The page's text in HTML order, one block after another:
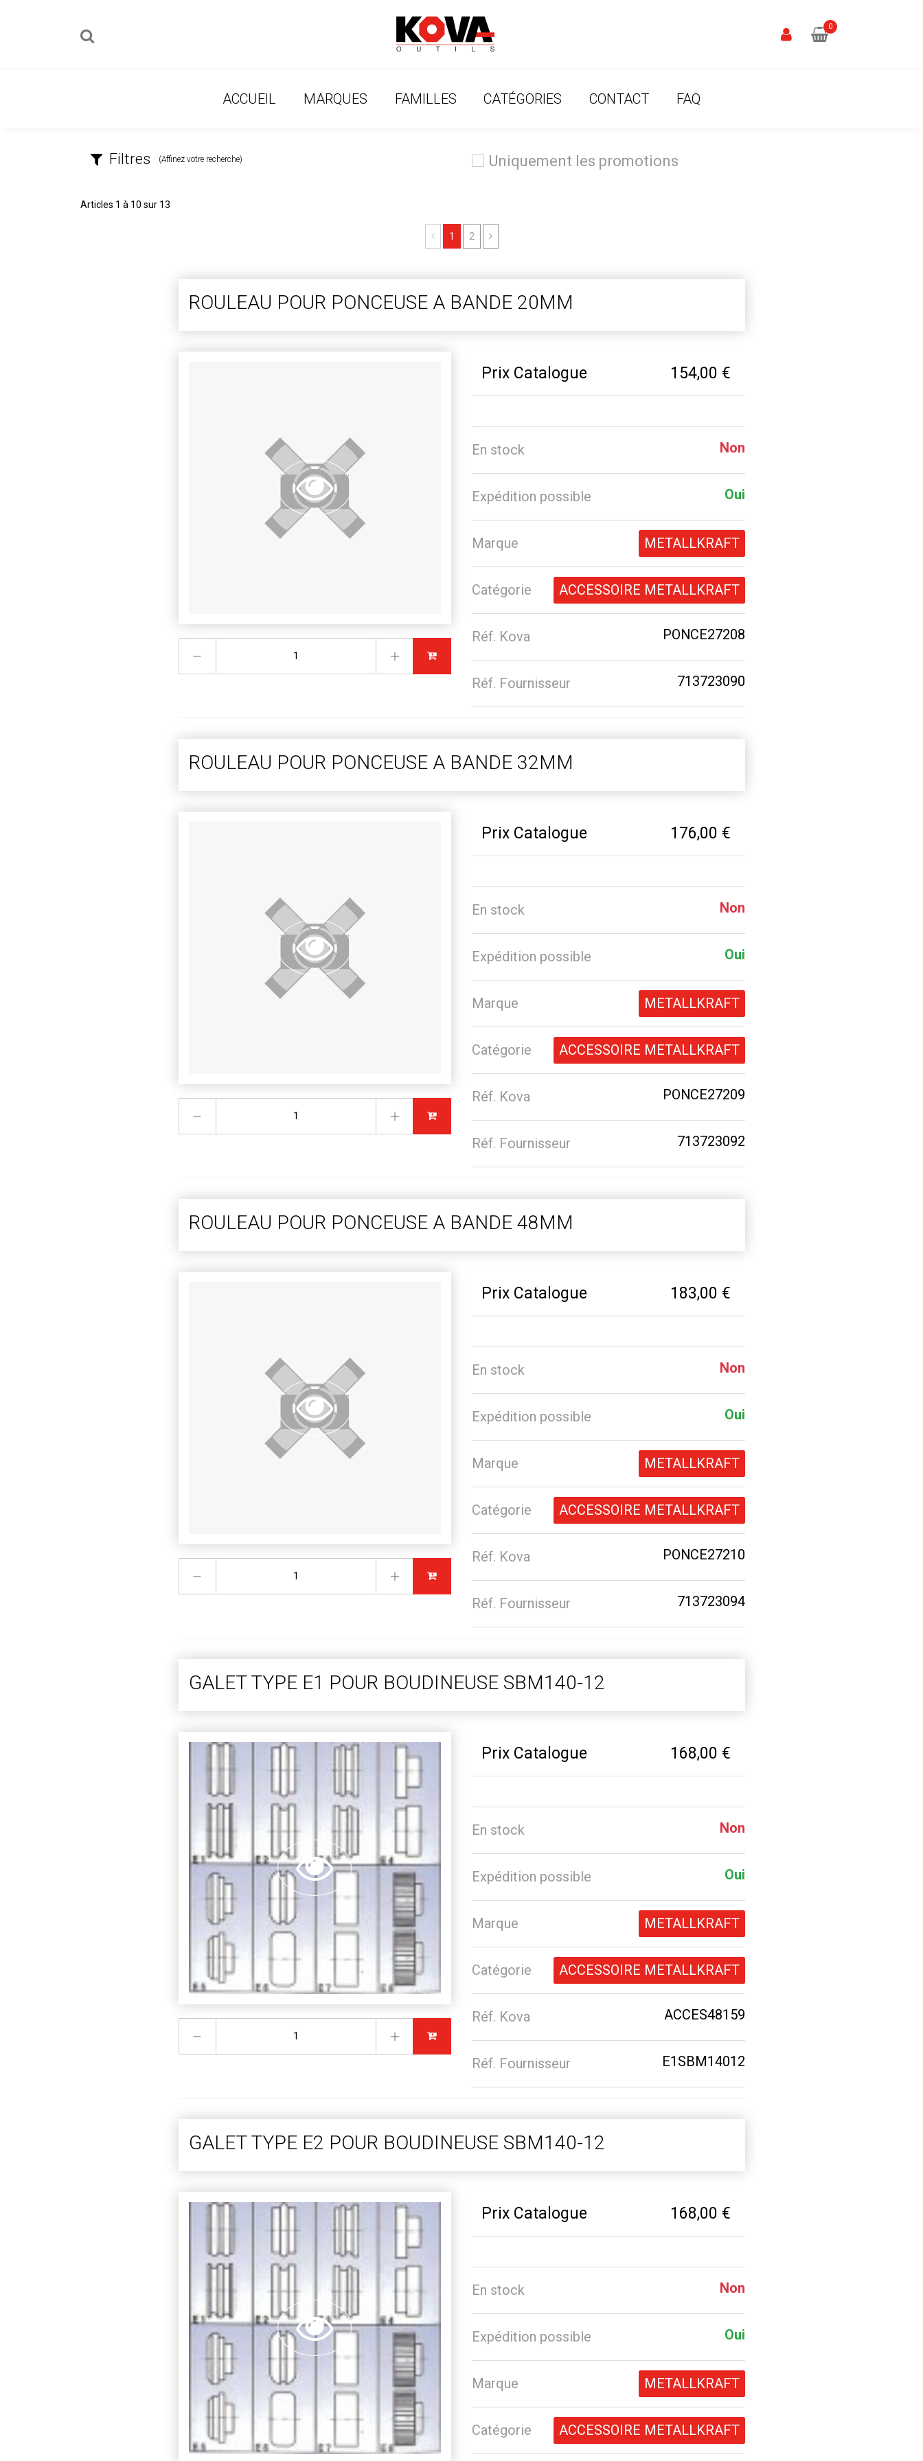
0
ACCUEIL MARQUES FAMILLES CATÉGORIES CONTACT FAQ
Filtres (Affinez votre recherche) Uniquement les promotions
Articles 1 à 10 sur 13
Previous
1 2 Next
ROULEAU POUR PONCEUSE A BANDE 20MM
Prix Catalogue 154,00 €
En stock Non
Expédition possible Oui
Marque METALLKRAFT
Catégorie ACCESSOIRE METALLKRAFT
Réf. Kova PONCE27208
Réf. Fournisseur 713723090
ROULEAU POUR PONCEUSE A BANDE 32MM
Prix Catalogue 176,00 €
En stock Non
Expédition possible Oui
Marque METALLKRAFT
Catégorie ACCESSOIRE METALLKRAFT
Réf. Kova PONCE27209
Réf. Fournisseur 713723092
ROULEAU POUR PONCEUSE A BANDE 48MM
Prix Catalogue 183,00 €
En stock Non
Expédition possible Oui
Marque METALLKRAFT
Catégorie ACCESSOIRE METALLKRAFT
Réf. Kova PONCE27210
Réf. Fournisseur 713723094
GALET TYPE E1 POUR BOUDINEUSE SBM140-12
Prix Catalogue 168,00 €
En stock Non
Expédition possible Oui
Marque METALLKRAFT
Catégorie ACCESSOIRE METALLKRAFT
Réf. Kova ACCES48159
Réf. Fournisseur E1SBM14012
GALET TYPE E2 POUR BOUDINEUSE SBM140-12
Prix Catalogue 168,00 €
En stock Non
Expédition possible Oui
Marque METALLKRAFT
Catégorie ACCESSOIRE METALLKRAFT